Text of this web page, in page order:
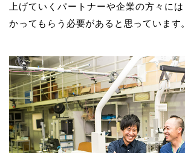
上げていくパートナーや企業の方々に
かってもらう必要があると思っています。